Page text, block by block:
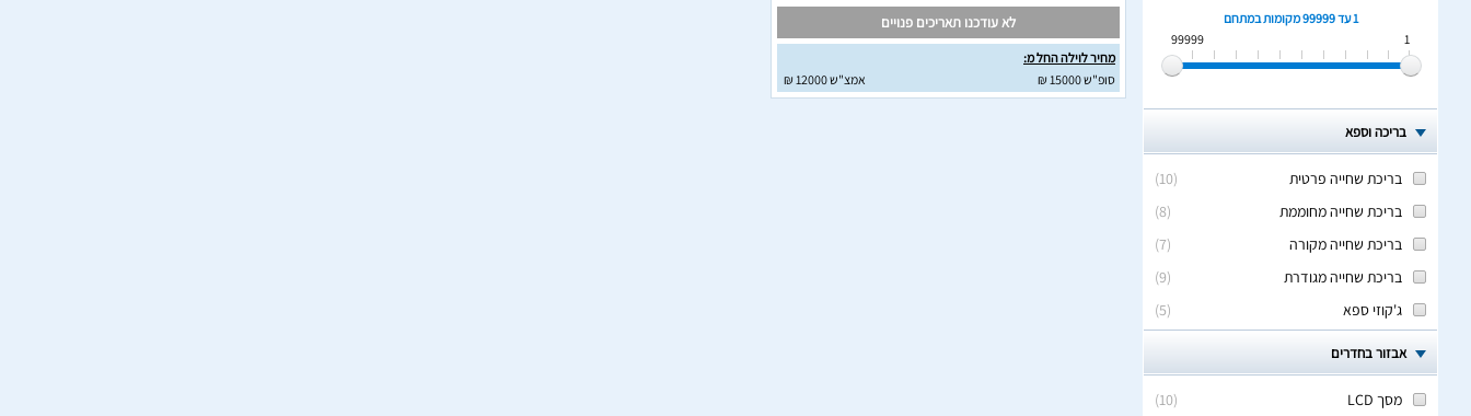
1 עד 99999
מקומות במתחם
1
99999
בריכה וספא
(
10
)
בריכת שחייה פרטית
(
8
)
בריכת שחייה מחוממת
(
7
)
בריכת שחייה מקורה
(
9
)
בריכת שחייה מגודרת
(
5
) ג'קוזי ספא
אבזור בחדרים
(
10
)
מסך LCD
לא עודכנו תאריכים פנויים
מחיר לוילה החל מ:
סופ"ש 15000 ₪
אמצ"ש 12000 ₪